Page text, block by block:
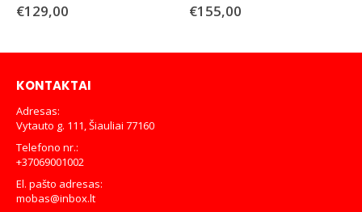
€129,00 €155,00
KONTAKTAI
Adresas:
Vytauto g. 111, Šiauliai 77160
Telefono nr.:
+37069001002
El. pašto adresas:
mobas@inbox.lt